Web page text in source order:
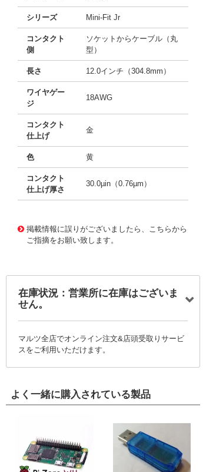
シリーズ Mini-Fit Jr
コンタクト
側
ソケットからケーブル（丸
型）
長さ 12.0インチ（304.8mm）
ワイヤゲー
ジ
18AWG
コンタクト
仕上げ
金
色 黄
コンタクト
仕上げ厚さ
30.0µin（0.76µm）
掲載情報に誤りがございましたら、こちらから
ご指摘をお願い致します。
在庫状況：営業所に在庫はございま
せん。
マルツ全店でオンライン注文&店頭受取りサービ
スをご利用いただけます。
よく一緒に購入されている製品